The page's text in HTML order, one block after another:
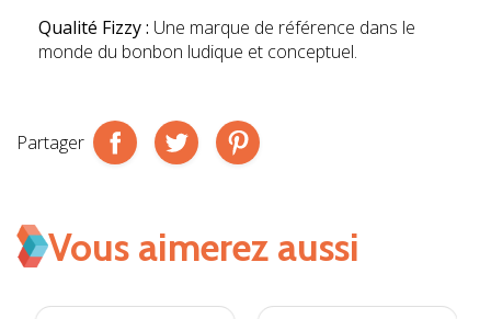
Qualité Fizzy : Une marque de référence dans le
monde du bonbon ludique et conceptuel.
Partager
Vous aimerez aussi